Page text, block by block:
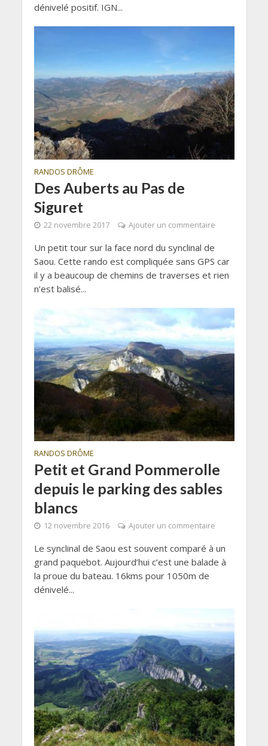
dénivelé positif. IGN...
RANDOS DRÔME
Des Auberts au Pas de
Siguret
22 novembre 2017 Ajouter un commentaire
Un petit tour sur la face nord du synclinal de
Saou. Cette rando est compliquée sans GPS car
il y a beaucoup de chemins de traverses et rien
n’est balisé...
RANDOS DRÔME
Petit et Grand Pommerolle
depuis le parking des sables
blancs
12 novembre 2016 Ajouter un commentaire
Le synclinal de Saou est souvent comparé à un
grand paquebot. Aujourd’hui c’est une balade à
la proue du bateau. 16kms pour 1050m de
dénivelé...